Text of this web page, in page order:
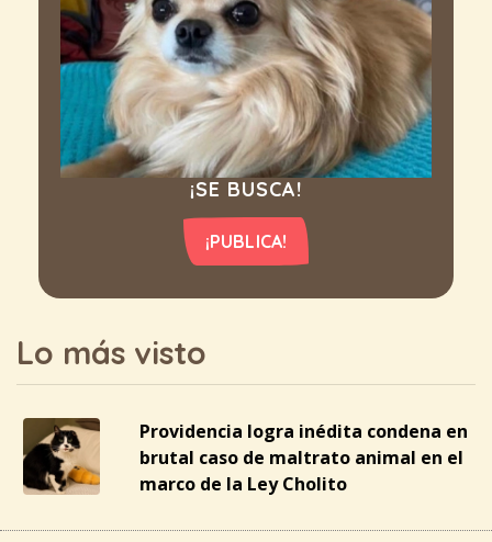
¡SE BUSCA!
¡PUBLICA!
Lo más visto
Providencia logra inédita condena en
brutal caso de maltrato animal en el
marco de la Ley Cholito